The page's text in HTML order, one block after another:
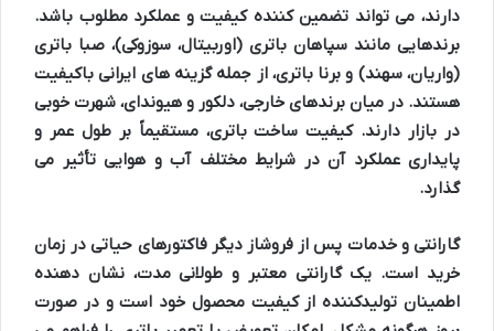
دارند، می تواند تضمین کننده کیفیت و عملکرد مطلوب باشد.
برندهایی مانند سپاهان باتری (اوربیتال، سوزوکی)، صبا باتری
(واریان، سهند) و برنا باتری، از جمله گزینه های ایرانی باکیفیت
هستند. در میان برندهای خارجی، دلکور و هیوندای، شهرت خوبی
در بازار دارند. کیفیت ساخت باتری، مستقیماً بر طول عمر و
پایداری عملکرد آن در شرایط مختلف آب و هوایی تأثیر می
گذارد.
گارانتی و خدمات پس از فروشاز دیگر فاکتورهای حیاتی در زمان
خرید است. یک گارانتی معتبر و طولانی مدت، نشان دهنده
اطمینان تولیدکننده از کیفیت محصول خود است و در صورت